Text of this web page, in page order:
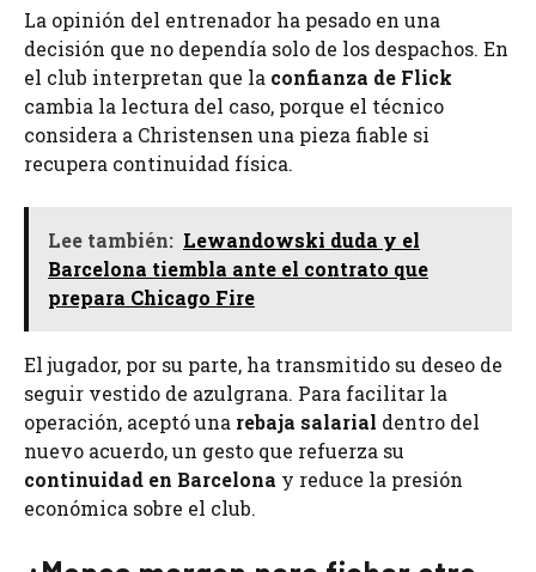
La opinión del entrenador ha pesado en una
decisión que no dependía solo de los despachos. En
el club interpretan que la confianza de Flick
cambia la lectura del caso, porque el técnico
considera a Christensen una pieza fiable si
recupera continuidad física.
Lee también: Lewandowski duda y el
Barcelona tiembla ante el contrato que
prepara Chicago Fire
El jugador, por su parte, ha transmitido su deseo de
seguir vestido de azulgrana. Para facilitar la
operación, aceptó una rebaja salarial dentro del
nuevo acuerdo, un gesto que refuerza su
continuidad en Barcelona y reduce la presión
económica sobre el club.